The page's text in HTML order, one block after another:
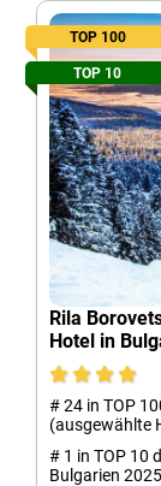
TOP 100
TOP 10
Rila
Hotel in
# 24 in TOP
(ausgewählte
# 1 in TOP 10
Bulgarien